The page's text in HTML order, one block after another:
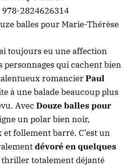
978-2824626314
balles pour Marie-Thérèse
toujours eu une affection
qui cachent bien
romancierPaul
à une balade beaucoup plus
Avec Douze balles pour
un polar bien noir,
follement barré. C’est un
dévoré en quelques
thriller totalement déjanté